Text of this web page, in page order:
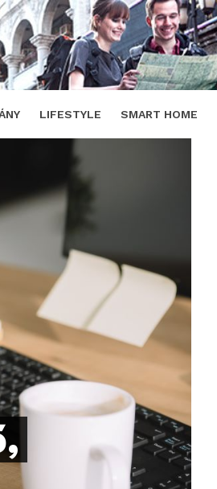
LIFESTYLE SMART HOME
SHARE TWEET